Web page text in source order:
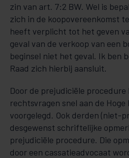
zin van art. 7:2 BW. Wel is
zich in de koopovereenkomst
heeft verplicht tot het geven
geval van de verkoop van een
beginsel niet het geval. Ik ben
Raad zich hierbij aansluit.
Door de prejudiciële
rechtsvragen snel aan de Hoge
voorgelegd. Ook derden (niet-
desgewenst schriftelijke
prejudiciële procedure. Die
door een cassatieadvocaat